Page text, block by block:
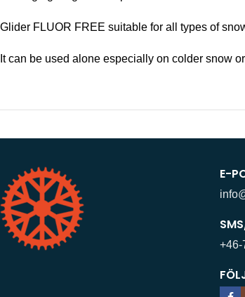
Glider FLUOR FREE suitable for all types of
It can be used alone especially on colder snow
E-
+46-